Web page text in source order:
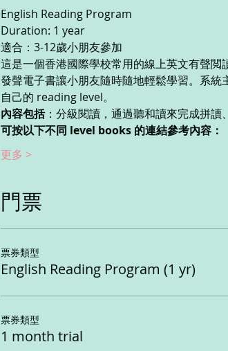
English Reading Program
Duration: 1 year
適合：3-12歲小朋友參加
這是一個香港國際學校常用的線上英文有聲
發聲電子書讓小朋友隨時隨地輕鬆學習。系
自己的 reading level。
內容包括：分級閱讀，通過聽和讀來完成拼讀
可按以下不同 level books 的連結參考內容：
更多 >
門票
票券類型
English Reading Program (1 yr)
票券類型
1 month trial